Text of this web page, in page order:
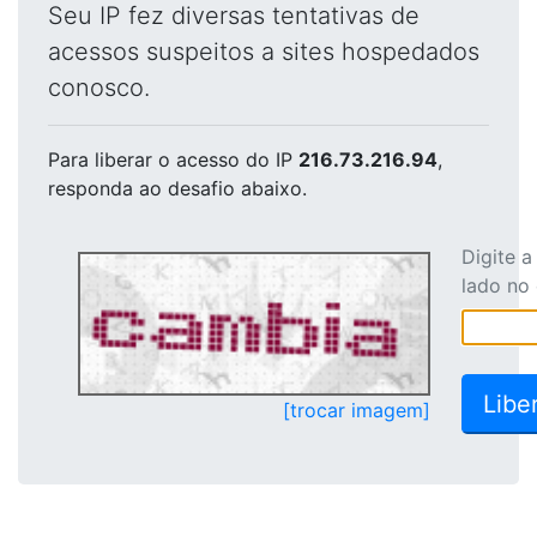
Seu IP fez diversas tentativas de
acessos suspeitos a sites hospedados
conosco.
Para liberar o acesso do IP 216.73.216.94,
responda ao desafio abaixo.
[trocar imagem]
Digite
lado no